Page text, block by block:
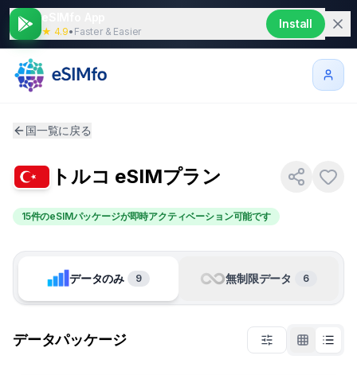
★ 4.9• Faster & Easier
Install
国一覧に戻る
トルコ eSIMプラン
15件のeSIMパッケージが即時アクティベーション可能です
データのみ 9 無制限データ 6
データパッケージ